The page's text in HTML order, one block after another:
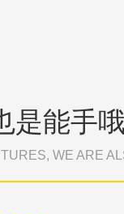
是能手哦
WE ARE